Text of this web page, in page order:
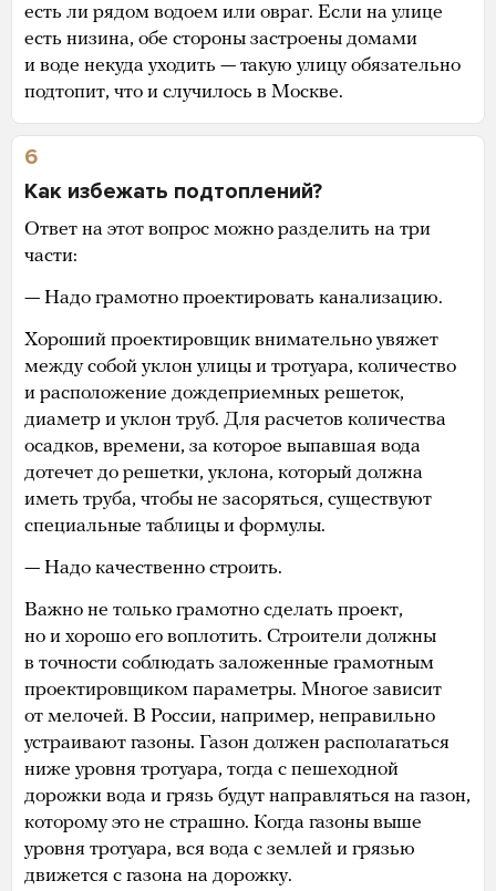
есть ли рядом водоем или овраг. Если на улице
есть низина, обе стороны застроены домами
и воде некуда уходить — такую улицу обязательно
подтопит, что и случилось в Москве.
6
Как избежать подтоплений?
Ответ на этот вопрос можно разделить на три
части:
— Надо грамотно проектировать канализацию.
Хороший проектировщик внимательно увяжет
между собой уклон улицы и тротуара, количество
и расположение дождеприемных решеток,
диаметр и уклон труб. Для расчетов количества
осадков, времени, за которое выпавшая вода
дотечет до решетки, уклона, который должна
иметь труба, чтобы не засоряться, существуют
специальные таблицы и формулы.
— Надо качественно строить.
Важно не только грамотно сделать проект,
но и хорошо его воплотить. Строители должны
в точности соблюдать заложенные грамотным
проектировщиком параметры. Многое зависит
от мелочей. В России, например, неправильно
устраивают газоны. Газон должен располагаться
ниже уровня тротуара, тогда с пешеходной
дорожки вода и грязь будут направляться на газон,
которому это не страшно. Когда газоны выше
уровня тротуара, вся вода с землей и грязью
движется с газона на дорожку.